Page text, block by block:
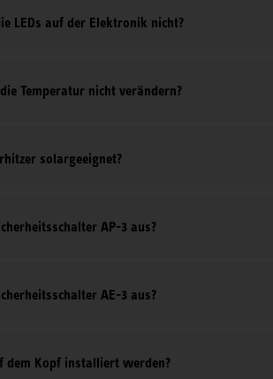
LEDs auf der Elektronik nicht?
Temperatur nicht verändern?
solargeeignet?
AP-3 aus?
AE-3 aus?
dem Kopf installiert werden?